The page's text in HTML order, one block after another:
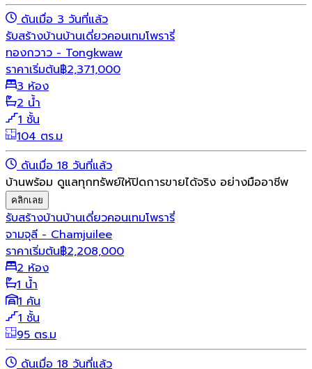
ดันเมื่อ 3 วันที่แล้ว
รับสร้างบ้านบ้านเดี่ยวคอนเทมโพรารี่
ทองกวาว - Tongkwaw
ราคาเริ่มต้น฿2,371,000
3 ห้อง
2 น้ำ
1 ชั้น
104 ตร.ม
ดันเมื่อ 18 วันที่แล้ว
บ้านพร้อม ดูแลทุกทรัพย์ให้ปิดการขายได้จริง อย่างมืออาชีพ
คลิกเลย
รับสร้างบ้านบ้านเดี่ยวคอนเทมโพรารี่
จามจุลี - Chamjuilee
ราคาเริ่มต้น฿2,208,000
2 ห้อง
1 น้ำ
1 คัน
1 ชั้น
95 ตร.ม
ดันเมื่อ 18 วันที่แล้ว